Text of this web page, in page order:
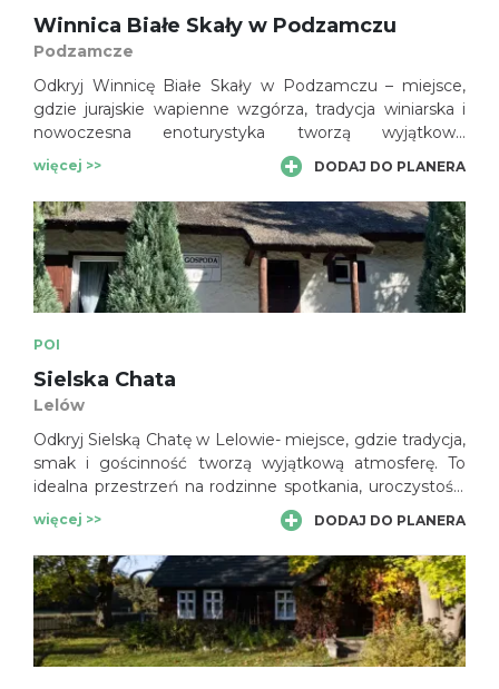
Winnica Białe Skały w Podzamczu
Podzamcze
Odkryj Winnicę Białe Skały w Podzamczu – miejsce,
gdzie jurajskie wapienne wzgórza, tradycja winiarska i
nowoczesna enoturystyka tworzą wyjątkowe
doświadczenie. Zwiedzaj winnicę, poznaj proces
powstawania wina i skosztuj lokalnych win w sercu Jury
Krakowsko-Częstochowskiej.
więcej >> DODAJ DO PLANERA
POI
Sielska Chata
Lelów
Odkryj Sielską Chatę w Lelowie- miejsce, gdzie tradycja,
smak i gościnność tworzą wyjątkową atmosferę. To
idealna przestrzeń na rodzinne spotkania, uroczystości
oraz odpoczynek przy domowej kuchni w sercu Jury
Krakowsko-Częstochowskiej.
więcej >> DODAJ DO PLANERA